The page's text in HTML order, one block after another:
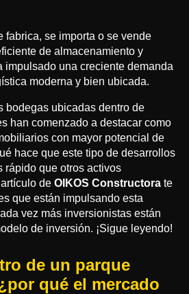
fabrica, se importa o se vende
de almacenamiento y
impulsado una creciente demanda
moderna y bien ubicada.
bodegas ubicadas dentro de
han comenzado a destacar como
con mayor potencial de
hace que este tipo de desarrollos
rápido que otros activos
de OIKOS Constructora te
que están impulsando esta
vez más inversionistas están
de inversión. ¡Sigue leyendo!
de un parque
qué el mercado